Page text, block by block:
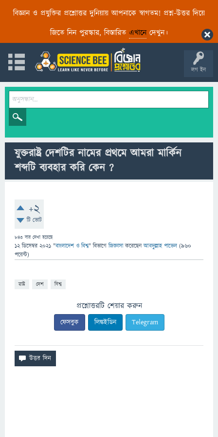
বিজ্ঞান ও প্রযুক্তির প্রশ্নোত্তর দুনিয়ায় আপনাকে স্বাগতম! প্রশ্ন-উত্তর দিয়ে
জিতে নিন পুরস্কার, বিস্তারিত এখানেদেখুন।
লগ ইন
যুক্তরাষ্ট্র দেশটির নামের প্রথমে আমরা মার্কিন
শব্দটি ব্যবহার করি কেন ?
+2
টি ভোট
843 বার দেখা হয়েছে
12 ডিসেম্বর 2021 "বাংলাদেশ ও বিশ্ব" বিভাগে জিজ্ঞাসাকরেছেনআবদুল্লাহ পাভেল (960
পয়েন্ট)
রাষ্ট্র দেশ বিশ্ব
প্রশ্নোত্তরটি শেয়ার করুন
ফেসবুক লিঙ্কইডিন Telegram